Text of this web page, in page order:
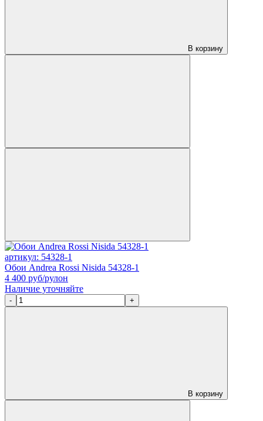
В корзину
артикул: 54328-1
Обои Andrea Rossi Nisida 54328-1
4 400 руб/рулон
Наличие уточняйте
- +
В корзину